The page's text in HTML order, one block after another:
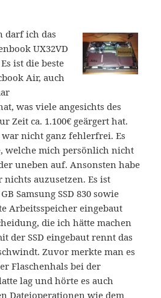
darf ich das
UX32VD
ist die beste
Air, auch
was viele angesichts des
Zeit ca. 1.100€ geärgert hat.
nicht ganz fehlerfrei. Es
welche mich persönlich nicht
uneben auf. Ansonsten habe
nichts auzusetzen. Es ist
Samsung SSD 830 sowie
Arbeitsspeicher eingebaut
die ich hätte machen
der SSD eingebaut rennt das
Zuvor merkte man es
Flaschenhals bei der
lag und hörte es auch
Dateioperationen wie dem